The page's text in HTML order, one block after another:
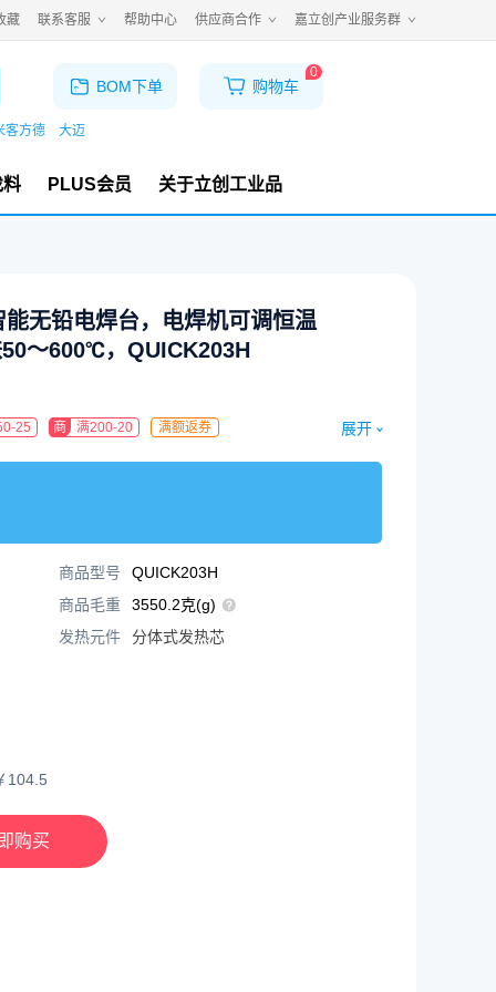
藏 联系客服 帮助中心 供应商合作 嘉立创产业服务群
客方德 大迈
BOM下单 购物车
0
料 PLUS会员 关于立创工业品
无铅电焊台，电焊机可调恒温
～600℃，QUICK203H
25 商 满200-20 满额返券 展开
商品型号
QUICK203H
商品毛重
3550.2克(g)
发热元件
分体式发热芯
104.5
购买